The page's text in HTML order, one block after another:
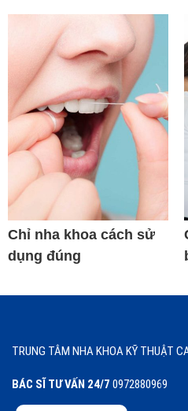
Chỉ nha khoa cách sử
dụng đúng
TRUNG TÂM NHA KHOA KỸ THUẬT
BÁC SĨ TƯ VẤN 24/7 0972880969